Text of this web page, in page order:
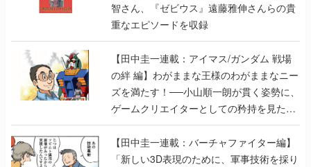
智さん、『ゼビウス』遠藤雅伸さんらの貴
重なエピソードを収録
【田中圭一連載：アイマス/ガンダム 戦場
の絆 編】わがままな王様のわがままなニー
ズを満たす！──小山順一朗が貫く姿勢に、
ゲームクリエイターとしての矜持を見た
【若ゲのいたり最終回】
【田中圭一連載：バーチャファイター編】
「新しい3D表現のために、軍事技術を採り